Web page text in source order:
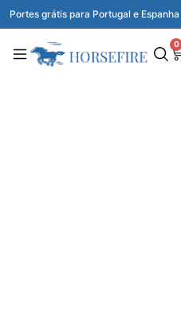
Portes grátis para Portugal e
0